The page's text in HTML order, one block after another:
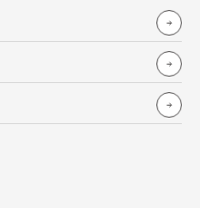
人事部長の想い切りトーク